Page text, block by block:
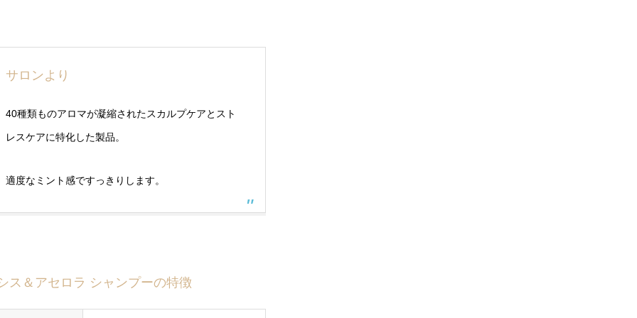
サロンより
40種類ものアロマが凝縮されたスカルプケアとスト
レスケアに特化した製品。
適度なミント感ですっきりします。
ス＆アセロラ シャンプーの特徴